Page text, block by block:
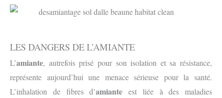
LES DANGERS DE L’AMIANTE
L’amiante, autrefois prisé pour son isolation et sa résistance,
représente aujourd’hui une menace sérieuse pour la santé.
L’inhalation de fibres d’amiante est liée à des maladies